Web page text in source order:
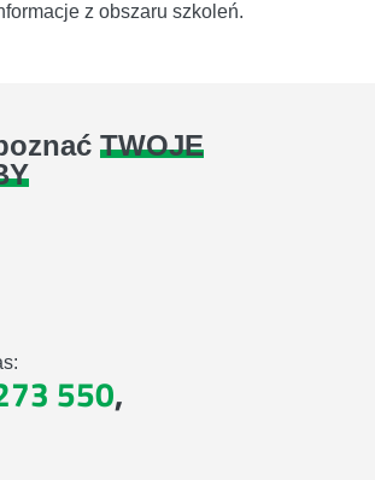
z obszaru szkoleń.
TWOJE
550,